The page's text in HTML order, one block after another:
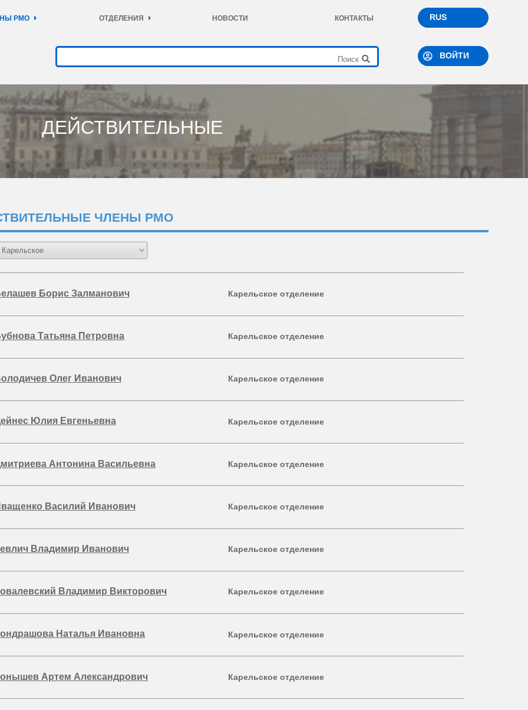
РМО ОТДЕЛЕНИЯ НОВОСТИ КОНТАКТЫ RUS
ВОЙТИ
ДЕЙСТВИТЕЛЬНЫЕ
ЧЛЕНЫ РМО
Борис Залманович Карельское отделение
Татьяна Петровна Карельское отделение
Олег Иванович Карельское отделение
Юлия Евгеньевна Карельское отделение
Антонина Васильевна Карельское отделение
Василий Иванович Карельское отделение
Владимир Иванович Карельское отделение
Владимир Викторович Карельское отделение
Наталья Ивановна Карельское отделение
Артем Александрович Карельское отделение